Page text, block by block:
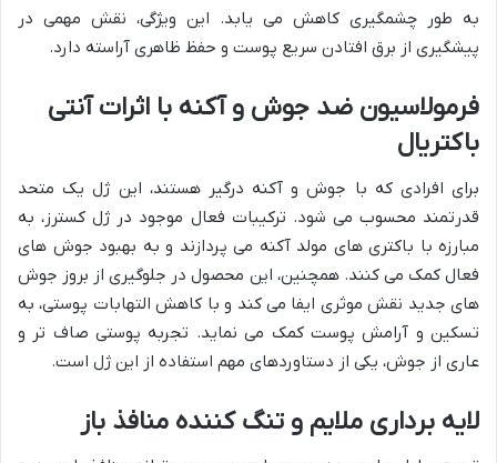
به طور چشمگیری کاهش می یابد. این ویژگی، نقش مهمی در
پیشگیری از برق افتادن سریع پوست و حفظ ظاهری آراسته دارد.
فرمولاسیون ضد جوش و آکنه با اثرات آنتی
باکتریال
برای افرادی که با جوش و آکنه درگیر هستند، این ژل یک متحد
قدرتمند محسوب می شود. ترکیبات فعال موجود در ژل کسترز، به
مبارزه با باکتری های مولد آکنه می پردازند و به بهبود جوش های
فعال کمک می کنند. همچنین، این محصول در جلوگیری از بروز جوش
های جدید نقش موثری ایفا می کند و با کاهش التهابات پوستی، به
تسکین و آرامش پوست کمک می نماید. تجربه پوستی صاف تر و
عاری از جوش، یکی از دستاوردهای مهم استفاده از این ژل است.
لایه برداری ملایم و تنگ کننده منافذ باز